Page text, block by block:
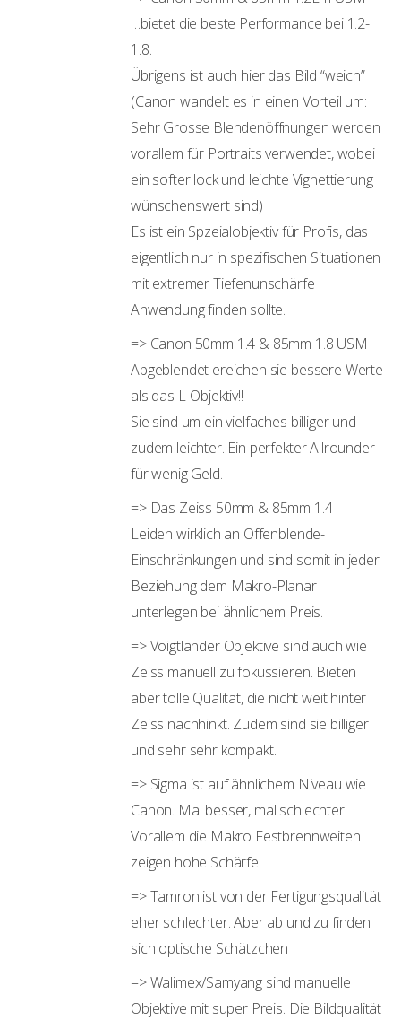
…bietet die beste Performance bei 1.2-
1.8.
Übrigens ist auch hier das Bild “weich”
(Canon wandelt es in einen Vorteil um:
Sehr Grosse Blendenöffnungen werden
vorallem für Portraits verwendet, wobei
ein softer lock und leichte Vignettierung
wünschenswert sind)
Es ist ein Spzeialobjektiv für Profis, das
eigentlich nur in spezifischen Situationen
mit extremer Tiefenunschärfe
Anwendung finden sollte.
=> Canon 50mm 1.4 & 85mm 1.8 USM
Abgeblendet ereichen sie bessere Werte
als das L-Objektiv!!
Sie sind um ein vielfaches billiger und
zudem leichter. Ein perfekter Allrounder
für wenig Geld.
=> Das Zeiss 50mm & 85mm 1.4
Leiden wirklich an Offenblende-
Einschränkungen und sind somit in jeder
Beziehung dem Makro-Planar
unterlegen bei ähnlichem Preis.
=> Voigtländer Objektive sind auch wie
Zeiss manuell zu fokussieren. Bieten
aber tolle Qualität, die nicht weit hinter
Zeiss nachhinkt. Zudem sind sie billiger
und sehr sehr kompakt.
=> Sigma ist auf ähnlichem Niveau wie
Canon. Mal besser, mal schlechter.
Vorallem die Makro Festbrennweiten
zeigen hohe Schärfe
=> Tamron ist von der Fertigungsqualität
eher schlechter. Aber ab und zu finden
sich optische Schätzchen
=> Walimex/Samyang sind manuelle
Objektive mit super Preis. Die Bildqualität